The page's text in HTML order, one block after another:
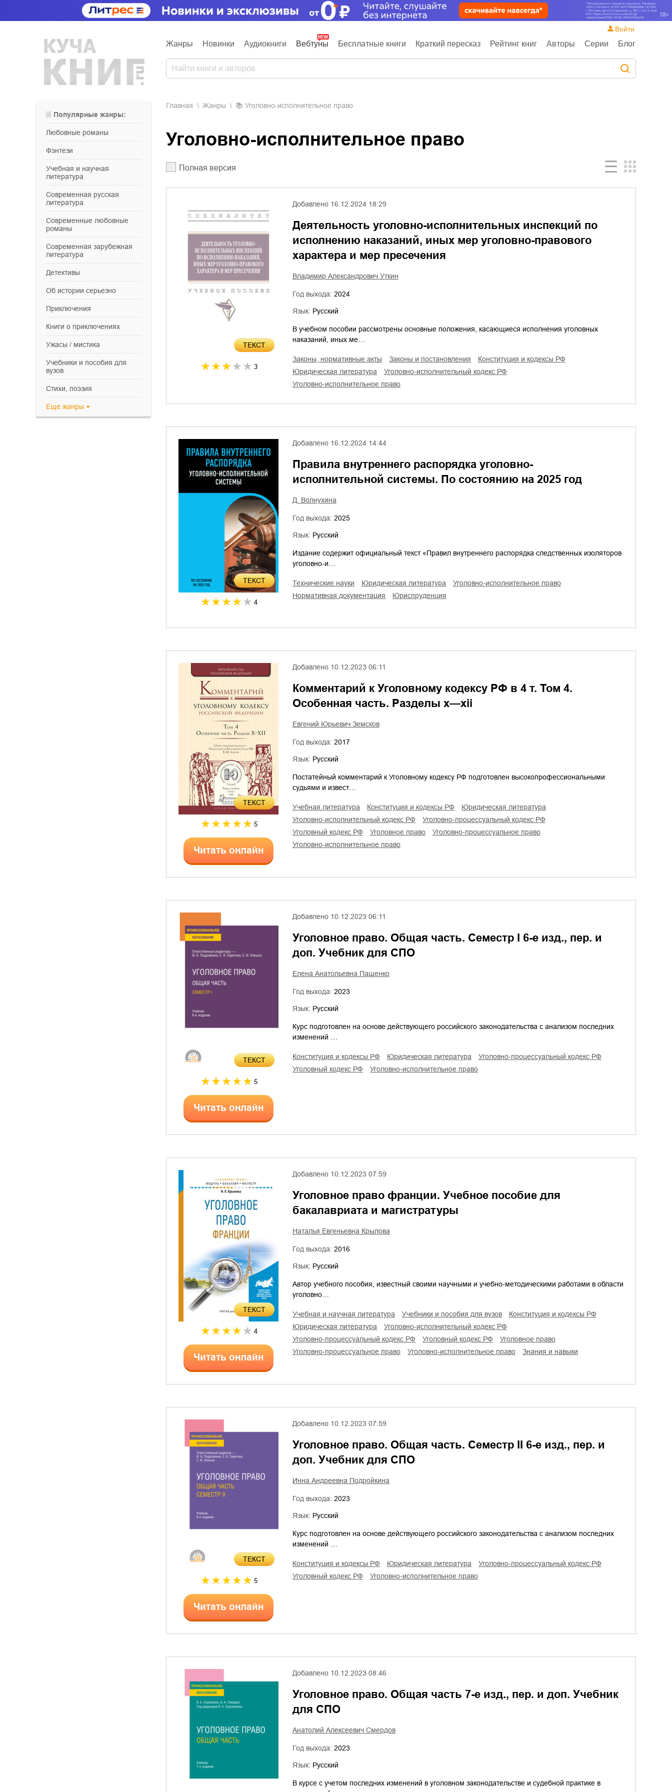
Жанры Новинки Аудиокниги Вебтуны Бесплатные книги Краткий пересказ Рейтинг книг Авторы Серии Блог
Войти
Популярные жанры:
любовные романы
фэнтези
учебная и научная
литература
современная русская
литература
современные любовные
романы
современная зарубежная
литература
детективы
об истории серьезно
приключения
книги о приключениях
ужасы / мистика
учебники и пособия для
вузов
cтихи, поэзия
Еще жанры
Главная Жанры Уголовно-исполнительное право
Уголовно-исполнительное право
Полная версия
ТЕКСТ
3
Добавлено 16.12.2024 18:29
Деятельность уголовно-исполнительных инспекций по
исполнению наказаний, иных мер уголовно-правового
характера и мер пресечения
Владимир Александрович Уткин
Год выхода: 2024
Язык: Русский
В учебном пособии рассмотрены основные положения, касающиеся исполнения уголовных
наказаний, иных ме…
законы, нормативные акты законы и постановления
конституция и кодексы РФ
юридическая литература
уголовно-исполнительный кодекс РФ
уголовно-исполнительное право
ТЕКСТ
4
Добавлено 16.12.2024 14:44
Правила внутреннего распорядка уголовно-
исполнительной системы. По состоянию на 2025 год
Д. Волнухина
Год выхода: 2025
Язык: Русский
Издание содержит официальный текст «Правил внутреннего распорядка следственных изоляторов
уголовно-и…
технические науки юридическая литература
уголовно-исполнительное право
нормативная документация
юриспруденция
ТЕКСТ
5
Читать онлайн
Добавлено 10.12.2023 06:11
Комментарий к Уголовному кодексу РФ в 4 т. Том 4.
Особенная часть. Разделы х—хii
Евгений Юрьевич Земсков
Год выхода: 2017
Язык: Русский
Постатейный комментарий к Уголовному кодексу РФ подготовлен высокопрофессиональными
судьями и извест…
учебная литература конституция и кодексы РФ
юридическая литература
уголовно-исполнительный кодекс РФ
уголовно-процессуальный кодекс РФ
уголовный кодекс РФ
уголовное право
уголовно-процессуальное право
уголовно-исполнительное право
ТЕКСТ
5
Читать онлайн
Добавлено 10.12.2023 06:11
Уголовное право. Общая часть. Семестр I 6-е изд., пер. и
доп. Учебник для СПО
Елена Анатольевна Пащенко
Год выхода: 2023
Язык: Русский
Курс подготовлен на основе действующего российского законодательства с анализом последних
изменений …
конституция и кодексы РФ юридическая литература
уголовно-процессуальный кодекс РФ
уголовный кодекс РФ
уголовно-исполнительное право
ТЕКСТ
4
Читать онлайн
Добавлено 10.12.2023 07:59
Уголовное право франции. Учебное пособие для
бакалавриата и магистратуры
Наталья Евгеньевна Крылова
Год выхода: 2016
Язык: Русский
Автор учебного пособия, известный своими научными и учебно-методическими работами в области
уголовно…
учебная и научная литература учебники и пособия для вузов
конституция и кодексы РФ
юридическая литература
уголовно-исполнительный кодекс РФ
уголовно-процессуальный кодекс РФ
уголовный кодекс РФ
уголовное право
уголовно-процессуальное право
уголовно-исполнительное право знания и навыки
ТЕКСТ
5
Читать онлайн
Добавлено 10.12.2023 07:59
Уголовное право. Общая часть. Семестр II 6-е изд., пер. и
доп. Учебник для СПО
Инна Андреевна Подройкина
Год выхода: 2023
Язык: Русский
Курс подготовлен на основе действующего российского законодательства с анализом последних
изменений …
конституция и кодексы РФ юридическая литература
уголовно-процессуальный кодекс РФ
уголовный кодекс РФ
уголовно-исполнительное право
Добавлено 10.12.2023 08:46
Уголовное право. Общая часть 7-е изд., пер. и доп. Учебник
для СПО
Анатолий Алексеевич Смердов
Год выхода: 2023
Язык: Русский
В курсе с учетом последних изменений в уголовном законодательстве и судебной практике в